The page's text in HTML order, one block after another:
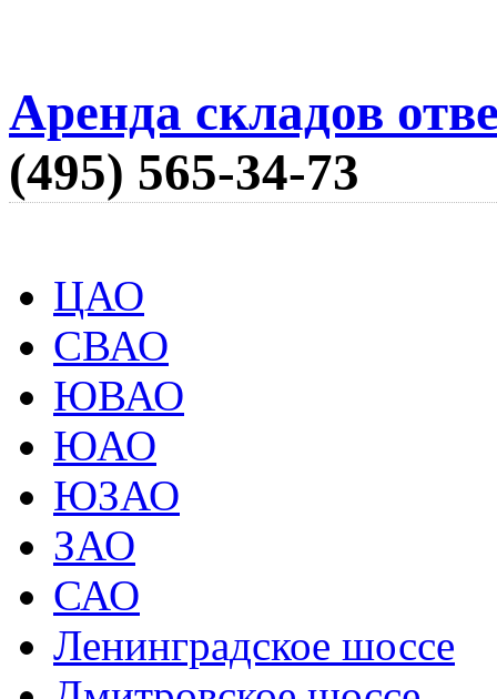
Аренда складов
(495) 565-34-73
ЦАО
СВАО
ЮВАО
ЮАО
ЮЗАО
ЗАО
САО
Ленинградское шоссе